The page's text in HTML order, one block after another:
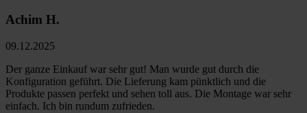
Achim H.
09.12.2025
Der ganze Einkauf war sehr gut! Man wurde gut durch die
Konfiguration geführt. Die Lieferung kam pünktlich und die
Produkte passen perfekt und sehen toll aus. Die Montage war sehr
einfach. Ich bin rundum zufrieden.